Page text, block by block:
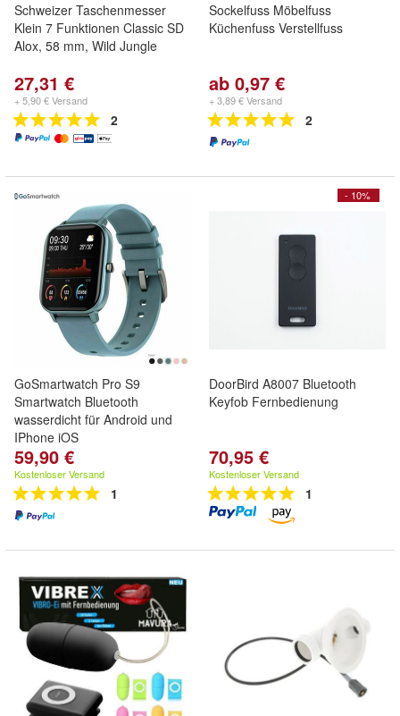
Schweizer Taschenmesser
Klein 7 Funktionen Classic SD
Alox, 58 mm, Wild Jungle
27,31 €
+ 5,90 € Versand
2
Sockelfuss Möbelfuss
Küchenfuss Verstellfuss
ab 0,97 €
+ 3,89 € Versand
2
GoSmartwatch Pro S9
Smartwatch Bluetooth
wasserdicht für Android und
IPhone iOS
59,90 €
Kostenloser Versand
1
- 10%
DoorBird A8007 Bluetooth
Keyfob Fernbedienung
70,95 €
Kostenloser Versand
1